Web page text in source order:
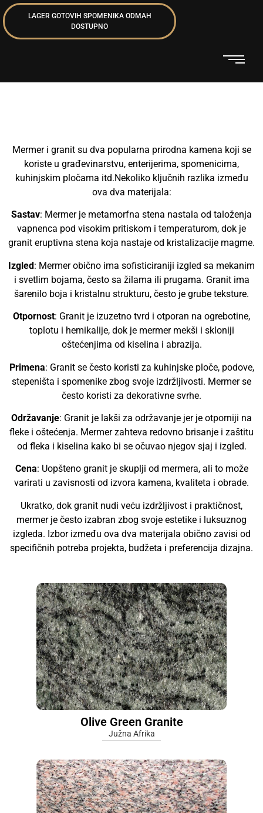
LAGER GOTOVIH SPOMENIKA ODMAH
DOSTUPNO
Mermer i granit su dva popularna prirodna kamena koji se
koriste u građevinarstvu, enterijerima, spomenicima,
kuhinjskim pločama itd.Nekoliko ključnih razlika između
ova dva materijala:
Sastav: Mermer je metamorfna stena nastala od taloženja
vapnenca pod visokim pritiskom i temperaturom, dok je
granit eruptivna stena koja nastaje od kristalizacije magme.
Izgled: Mermer obično ima sofisticiraniji izgled sa mekanim
i svetlim bojama, često sa žilama ili prugama. Granit ima
šarenilo boja i kristalnu strukturu, često je grube teksture.
Otpornost: Granit je izuzetno tvrd i otporan na ogrebotine,
toplotu i hemikalije, dok je mermer mekši i skloniji
oštećenjima od kiselina i abrazija.
Primena: Granit se često koristi za kuhinjske ploče, podove,
stepeništa i spomenike zbog svoje izdržljivosti. Mermer se
često koristi za dekorativne svrhe.
Održavanje: Granit je lakši za održavanje jer je otporniji na
fleke i oštećenja. Mermer zahteva redovno brisanje i zaštitu
od fleka i kiselina kako bi se očuvao njegov sjaj i izgled.
Cena: Uopšteno granit je skuplji od mermera, ali to može
varirati u zavisnosti od izvora kamena, kvaliteta i obrade.
Ukratko, dok granit nudi veću izdržljivost i praktičnost,
mermer je često izabran zbog svoje estetike i luksuznog
izgleda. Izbor između ova dva materijala obično zavisi od
specifičnih potreba projekta, budžeta i preferencija dizajna.
Olive Green Granite
Južna Afrika